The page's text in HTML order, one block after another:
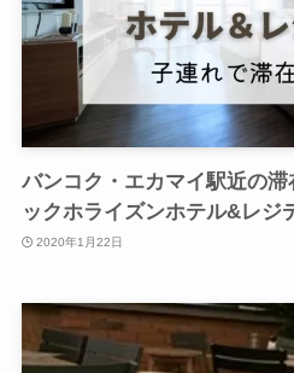
バンコク・エカマイ駅近の
ックホライズンホテル&レジ
2020年1月22日